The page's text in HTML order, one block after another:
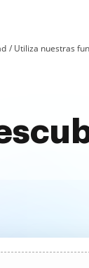
Utiliza nuestras